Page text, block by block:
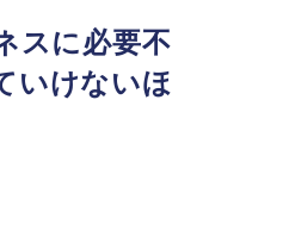
スに必要不
いけないほ